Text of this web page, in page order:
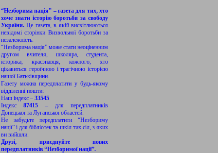
“Незборима нація” – газета для тих, хто
хоче знати історію боротьби за свободу
України.Це газета, в якій висвітлюються
невідомі сторінки Визвольної боротьби за
незалежність.
“Незборима нація” може стати неоціненним
другом вчителя, школяра, студента,
історика, краєзнавця, кожного, хто
цікавиться героїчною і трагічною історією
нашої Батьківщини.
Газету можна передплатити у будь-якому
відділенні пошти:
Наш індекс – 33545
Індекс87415 – для передплатників
Донецької та Луганської областей.
Не забудьте передплатити “Незбориму
нації” і для бібліотек та шкіл тих сіл, з яких
ви вийшли.
Друзі, приєднуйте нових
передплатників “Незборимої нації”.